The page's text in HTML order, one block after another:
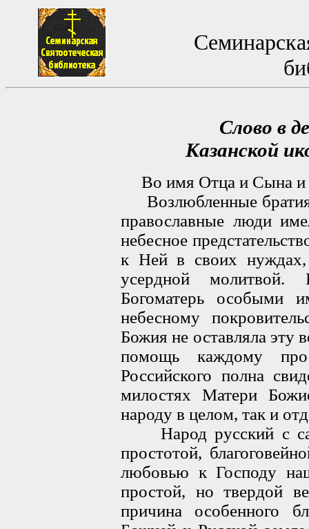
Слово в
Казанской
Во имя Отца и Сына и
Возлюбленные братия
православные люди
небесное
к Ней в своих нуждах,
усердной
Богоматерь особыми
небесному
Божия не оставляла эту
помощь каждому
Российского полна
милостях Матери
народу в целом, так и
Народ русский с
простотой,
любовью к Господу
простой, но твердой
причина особенного